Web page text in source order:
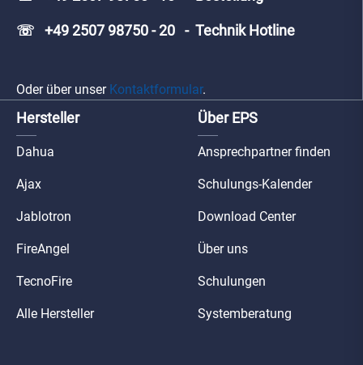
☏ +49 2507 98750 - 20 - Technik Hotline
Oder über unser Kontaktformular.
Hersteller
Dahua
Ajax
Jablotron
FireAngel
TecnoFire
Alle Hersteller
Über EPS
Ansprechpartner finden
Schulungs-Kalender
Download Center
Über uns
Schulungen
Systemberatung